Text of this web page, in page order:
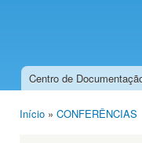
Menu principal
Centro de
Início » CONFERÊNCIAS